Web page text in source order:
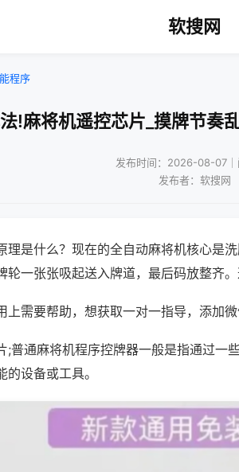
软搜网
程序
!麻将机遥控芯片_摸牌节奏
发布时间：2026-08-07｜
发布者：软搜网
理是什么？现在的全自动麻将机核心是
轮一张张吸起送入牌道，最后码放整齐
上需要帮助，想获取一对一指导，添加
;普通麻将机程序控牌器一般是指通过一
设备或工具。